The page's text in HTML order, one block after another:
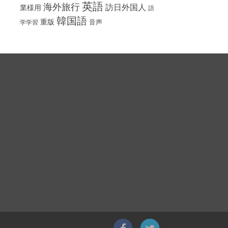
業様用 海外旅行英語訪日外国人 語
学学習 重版 韓国語 音声